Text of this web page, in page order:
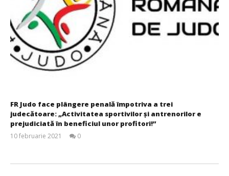
FR Judo face plângere penală împotriva a trei
judecătoare: „Activitatea sportivilor și antrenorilor e
prejudiciată în beneficiul unor profitori!”
10 februarie 2021
0